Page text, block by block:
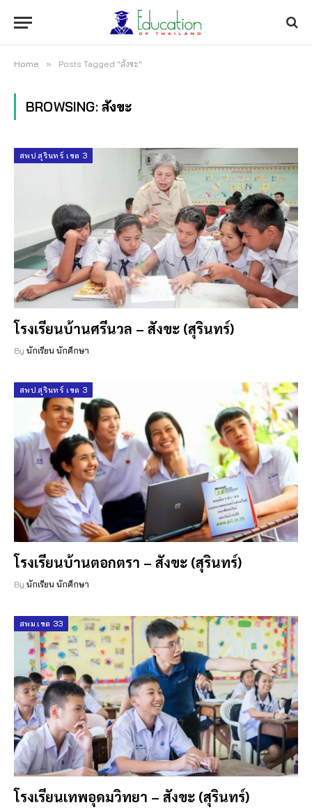
Home » Posts Tagged "สังขะ"
BROWSING: สังขะ
สพป.สุรินทร์ เขต 3
โรงเรียนบ้านศรีนวล – สังขะ (สุรินทร์)
By นักเรียน นักศึกษา
สพป.สุรินทร์ เขต 3
โรงเรียนบ้านตอกตรา – สังขะ (สุรินทร์)
By นักเรียน นักศึกษา
สพม.เขต 33
โรงเรียนเทพอุดมวิทยา – สังขะ (สุรินทร์)